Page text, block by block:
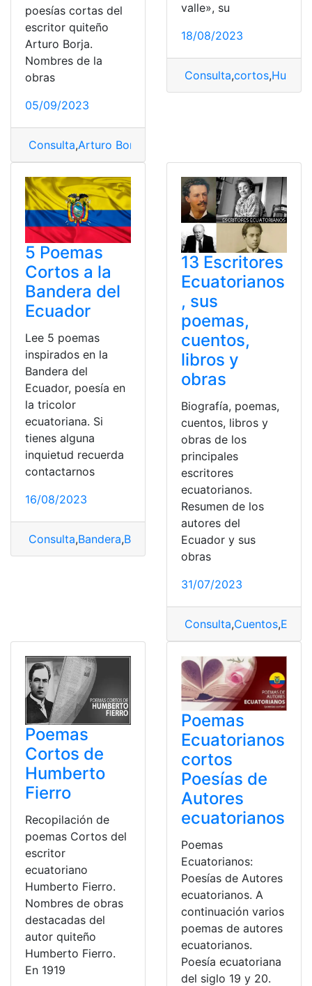
poesías cortas del
escritor quiteño
Arturo Borja.
Nombres de la
obras
05/09/2023
Consulta,Arturo Borja
valle», su
18/08/2023
Consulta,cortos,
5 Poemas
Cortos a la
Bandera del
Ecuador
Lee 5 poemas
inspirados en la
Bandera del
Ecuador, poesía en
la tricolor
ecuatoriana. Si
tienes alguna
inquietud recuerda
contactarnos
16/08/2023
Consulta,Bandera,Bandera del Ecuador, poemas
13 Escritores
Ecuatorianos
, sus
poemas,
cuentos,
libros y
obras
Biografía, poemas,
cuentos, libros y
obras de los
principales
escritores
ecuatorianos.
Resumen de los
autores del
Ecuador y sus
obras
31/07/2023
Consulta,Cuentos,
Poemas
Cortos de
Humberto
Fierro
Recopilación de
poemas Cortos del
escritor
ecuatoriano
Humberto Fierro.
Nombres de obras
destacadas del
autor quiteño
Humberto Fierro.
En 1919
Poemas
Ecuatorianos
cortos
Poesías de
Autores
ecuatorianos
Poemas
Ecuatorianos:
Poesías de Autores
ecuatorianos. A
continuación varios
poemas de autores
ecuatorianos.
Poesía ecuatoriana
del siglo 19 y 20.